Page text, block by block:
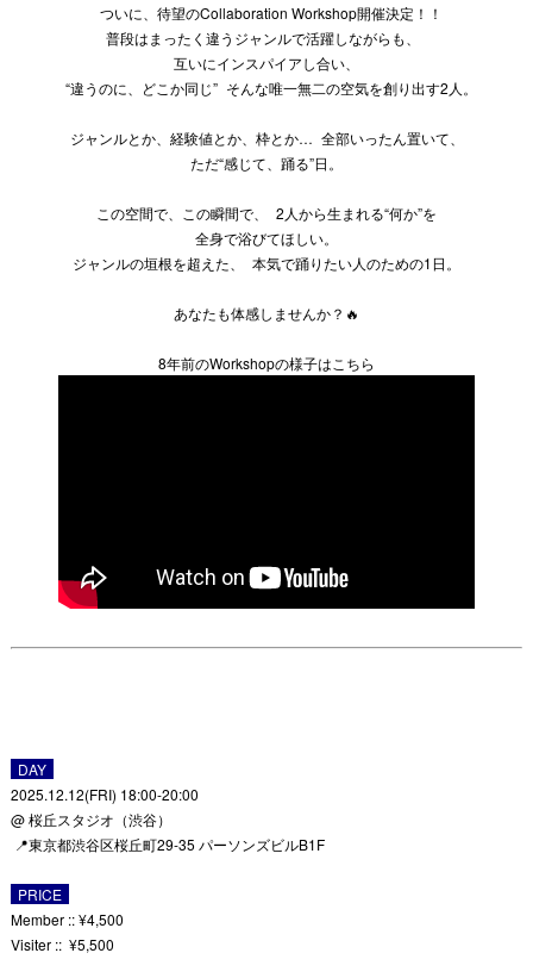
ついに、待望のCollaboration Workshop開催決定！！
普段はまったく違うジャンルで活躍しながらも、
互いにインスパイアし合い、
“違うのに、どこか同じ” そんな唯一無二の空気を創り出す2人。
ジャンルとか、経験値とか、枠とか… 全部いったん置いて、
ただ“感じて、踊る”日。
この空間で、この瞬間で、 2人から生まれる“何か”を
全身で浴びてほしい。
ジャンルの垣根を超えた、 本気で踊りたい人のための1日。
あなたも体感しませんか？🔥
8年前のWorkshopの様子はこちら
DAY
2025.12.12(FRI) 18:00-20:00
@ 桜丘スタジオ（渋谷）
📍東京都渋谷区桜丘町29-35 パーソンズビルB1F
PRICE
Member :: ¥4,500
Visiter :: ¥5,500